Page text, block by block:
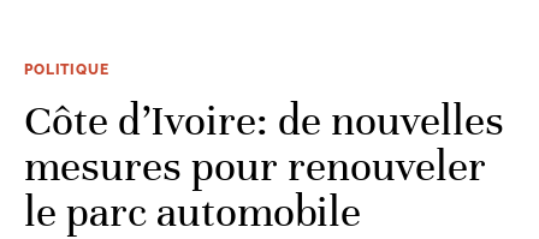
POLITIQUE
Côte d’Ivoire: de nouvelles
mesures pour renouveler
le parc automobile